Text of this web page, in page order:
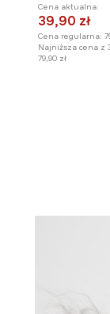
Cena aktualna:
39,90 zł
Cena regularna:
Najniższa cena z
79,90 zł